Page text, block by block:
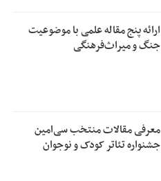
ارائه پنج مقاله علمی با موضوعیت
جنگ و میراث‌فرهنگی
معرفی مقالات منتخب سی‌امین
جشنواره تئاتر کودک و نوجوان